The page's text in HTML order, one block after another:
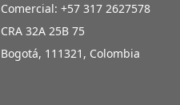
Comercial: +57 317 2627578
CRA 32A 25B 75
Bogotá, 111321 , Colombia